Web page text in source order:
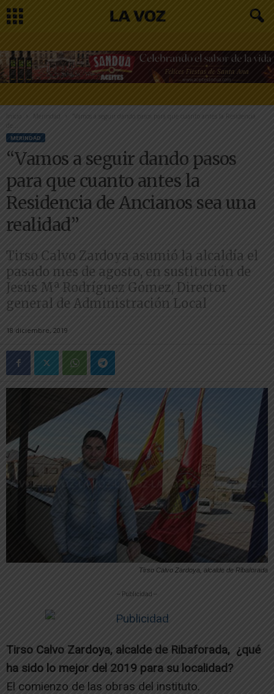
Inicio
“Vamos a seguir dando pasos para que cuanto antes la Residencia
MERINDAD
“Vamos a seguir dando pasos
para que cuanto antes la
Residencia de Ancianos sea una
realidad”
Tirso Calvo Zardoya asumió la alcaldía el
pasado mes de agosto, en sustitución de
Jesús Mª Rodríguez Gómez, Director
general de Administración Local
18 diciembre, 2019
Tirso Calvo Zardoya, alcalde de Ribaforada
-- Publicidad --
Tirso Calvo Zardoya, alcalde de Ribaforada, ¿qué
ha sido lo mejor del 2019 para su localidad?
El comienzo de las obras del instituto.